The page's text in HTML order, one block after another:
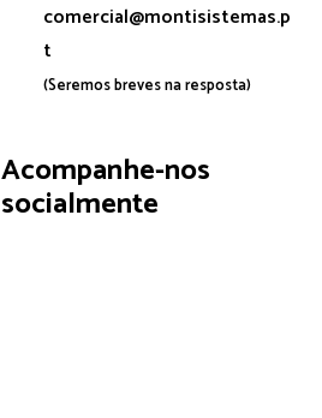
comercial@montisistemas.p
t
(Seremos breves na resposta)
Acompanhe-nos
socialmente